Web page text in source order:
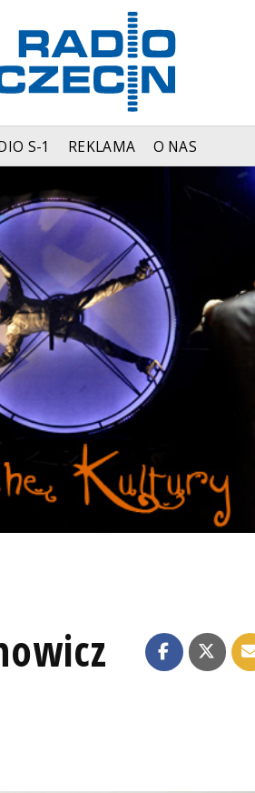
S-1 REKLAMA O NAS